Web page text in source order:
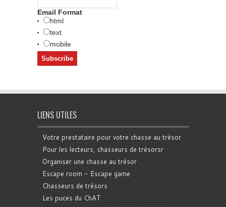
Email Format
html
text
mobile
LIENS UTILES
Votre prestataire pour votre chasse au trésor
Pour les lecteurs, chasseurs de trésorsr
Organiser une chasse au trésor
Escape room - Escape game
Chasseurs de trésors
Les puces du ChAT